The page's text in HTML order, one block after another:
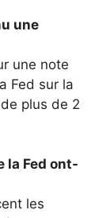
une
une note
Fed sur la
plus de 2
la Fed ont-
les